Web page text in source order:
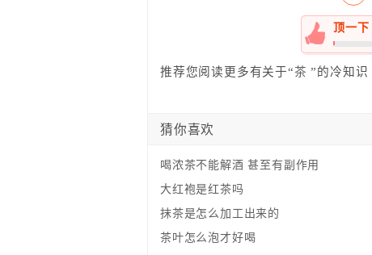
顶一下
0%
推荐您阅读更多有关于“茶 ”的冷知识
猜你喜欢
喝浓茶不能解酒 甚至有副作用
大红袍是红茶吗
抹茶是怎么加工出来的
茶叶怎么泡才好喝